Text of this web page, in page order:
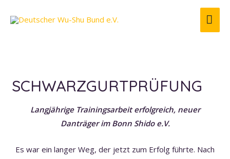
SCHWARZGURTPRÜFUNG
Langjährige Trainingsarbeit erfolgreich, neuer
Danträger im Bonn Shido e.V.
Es war ein langer Weg, der jetzt zum Erfolg führte. Nach